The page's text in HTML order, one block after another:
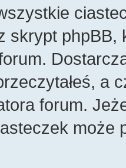
skrypt
a
forum.
może